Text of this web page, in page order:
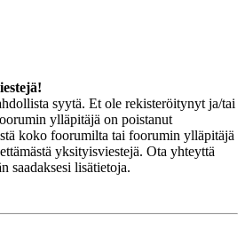
syytä. Et ole rekisteröitynyt ja/tai
ylläpitäjä on poistanut
koko foorumilta tai foorumin ylläpitäjä
yksityisviestejä. Ota yhteyttä
saadaksesi lisätietoja.